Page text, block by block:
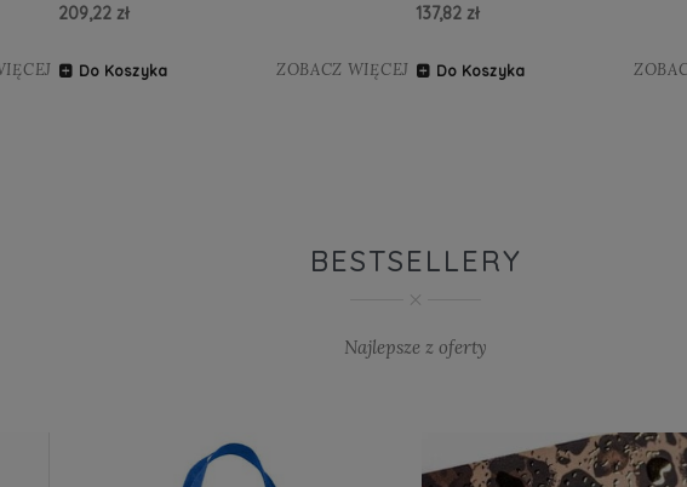
209,22 zł
Do Koszyka ZOBACZ WIĘCEJ
137,82 zł
Do Koszyka
BESTSELLERY
Najlepsze z oferty